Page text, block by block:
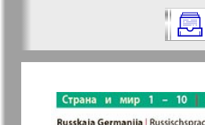
Актуальные газеты и